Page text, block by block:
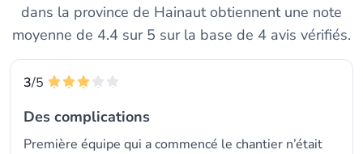
dans la province de Hainaut obtiennent une note
moyenne de 4.4 sur 5 sur la base de 4 avis vérifiés.
3/5
Des complications
Première équipe qui a commencé le chantier n’était